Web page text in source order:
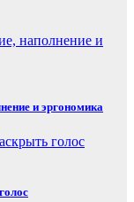
и эргономика